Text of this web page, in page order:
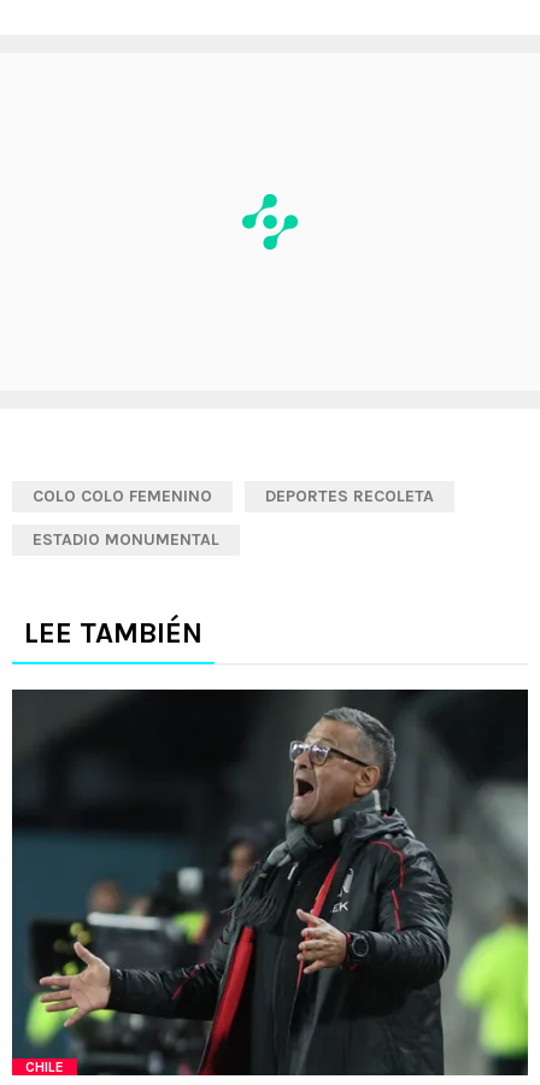
COLO COLO FEMENINO DEPORTES RECOLETA
ESTADIO MONUMENTAL
LEE TAMBIÉN
CHILE